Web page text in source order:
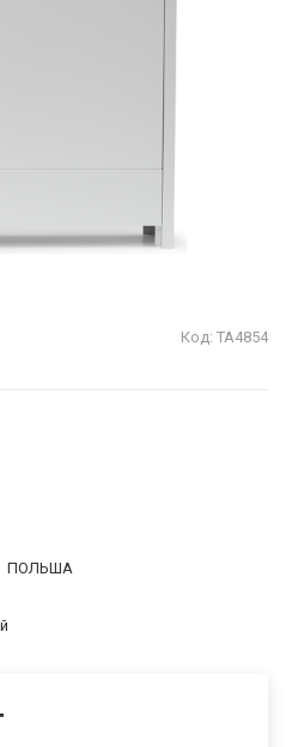
Код: ТА4854
ПОЛЬША